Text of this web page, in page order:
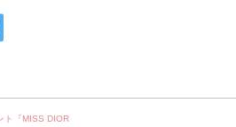
ト『MISS DIOR